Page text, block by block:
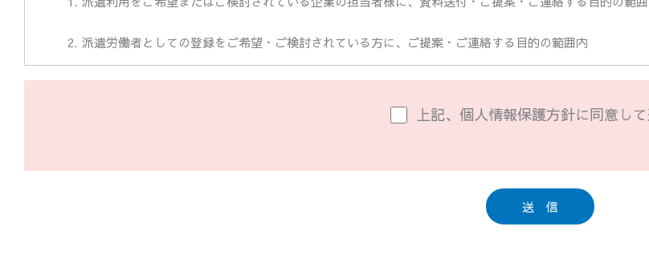
派遣労働者としての登録をご希望・ご検討されている方に、ご提案・ご連絡する目的の範囲内
その他のお問い合わせやご相談に、返信する目的の範囲内
上記、個人情報保護方針に同意し